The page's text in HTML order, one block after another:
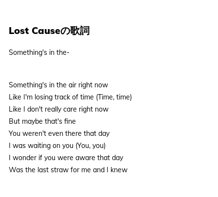
Lost Causeの歌詞
Something's in the-
Something's in the air right now
Like I'm losing track of time (Time, time)
Like I don't really care right now
But maybe that's fine
You weren't even there that day
I was waiting on you (You, you)
I wonder if you were aware that day
Was the last straw for me and I knew